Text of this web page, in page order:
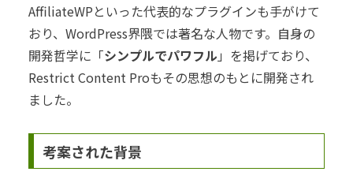
AffiliateWPといった代表的なプラグインも手がけて
おり、WordPress界隈では著名な人物です。自身の
開発哲学に「シンプルでパワフル 」を掲げており、
Restrict Content Proもその思想のもとに開発され
ました。
考案された背景